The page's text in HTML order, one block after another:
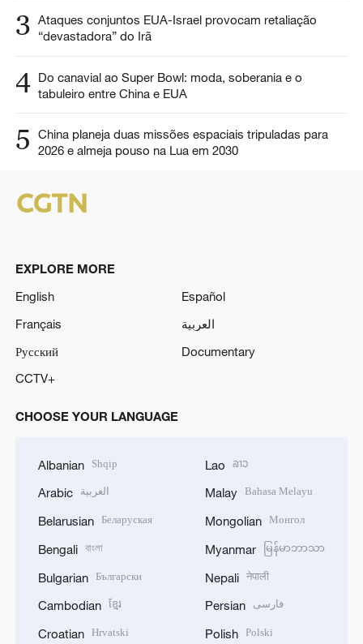
3 Ataques conjuntos EUA-Israel provocam retaliação
“devastadora” do Irã
4 Do canavial ao Super Bowl: moda, soberania e o
tabuleiro entre China e EUA
5
China planeja duas missões espaciais tripuladas para
2026 e almeja pouso na Lua em 2030
EXPLORE MORE
English
Español
Français
العربية
Русский
Documentary
CCTV+
CHOOSE YOUR LANGUAGE
Albanian Shqip
Arabic العربية
Belarusian Беларуская
Bengali বাংলা
Bulgarian Български
Cambodian ខ្មែរ
Croatian Hrvatski
Lao ລາວ
Malay Bahasa Melayu
Mongolian Монгол
Myanmar မြန်မာဘာသာ
Nepali नेपाली
Persian فارسی
Polish Polski